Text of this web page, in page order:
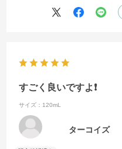
すごく良いですよ❗️
サイズ：120mL
ターコイズ